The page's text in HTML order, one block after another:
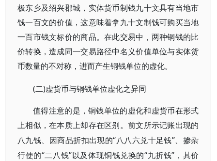
极东乡及绍兴郡城，实体货币制钱九十文具有当地市
钱一百文的价值，这意味着拿九十文制钱可购买当地
一百市钱文标价的商品。在此交易中，两种铜钱的比
价转换，造成同一交易路径中名义价值单位与实体货
币数量的不对称，进而产生铜钱单位的虚化。
(二)虚货币与铜钱单位虚化之异同
值得注意的是，铜钱单位的虚化和虚货币在形式
上相似，在本质上却存在区别。前文所示记账出现的
八九钱、因商品折扣出现的“八八六兑十足钱”、掺杂
行使的“二八钱”以及体现铜钱兑换的“九折钱”，其价